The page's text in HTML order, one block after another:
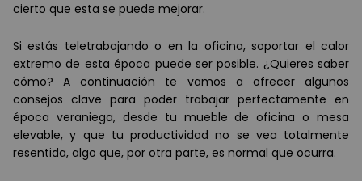
cierto que esta se puede mejorar.
Si estás teletrabajando o en la oficina, soportar el calor
extremo de estaépoca puede ser posible. ¿Quieres saber
cómo? A continuación te vamos a ofrecer algunos
consejos clave para poder trabajar perfectamente en
época veraniega, desde tu mueble de oficina o mesa
elevable, y que tu productividad no se vea totalmente
resentida, algo que, por otra parte, es normal que ocurra.